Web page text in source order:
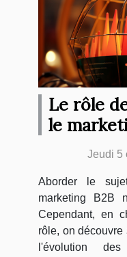
Le rôle
le
Jeudi 5
Aborder le
marketing B2B
Cependant, en
rôle, on
l'évolution des